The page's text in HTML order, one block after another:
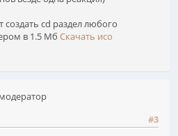
создать cd раздел любого
в 1.5 Мб Скачать исо
#3